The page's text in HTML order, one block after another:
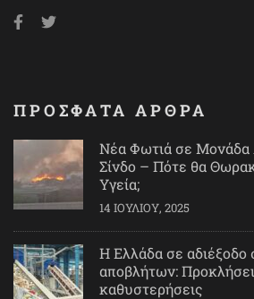
ΠΡΟΣΦΑΤΑ ΑΡΘΡΑ
Νέα Φωτιά σε
Σίνδο – Πότε θα
Υγεία;
14 ΙΟΥΛΊΟΥ, 2025
Η Ελλάδα σε αδιέξοδο
αποβλήτων:
καθυστερήσεις